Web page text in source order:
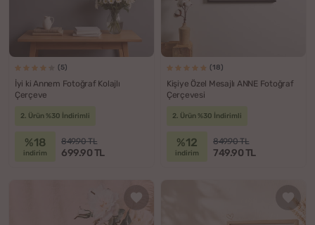
(5)
İyi ki Annem Fotoğraf Kolajlı
Çerçeve
2. Ürün %30 İndirimli
%18
indirim
849.90 TL
699.90 TL
(18)
Kişiye Özel Mesajlı ANNE Fotoğraf
Çerçevesi
2. Ürün %30 İndirimli
%12
indirim
849.90 TL
749.90 TL